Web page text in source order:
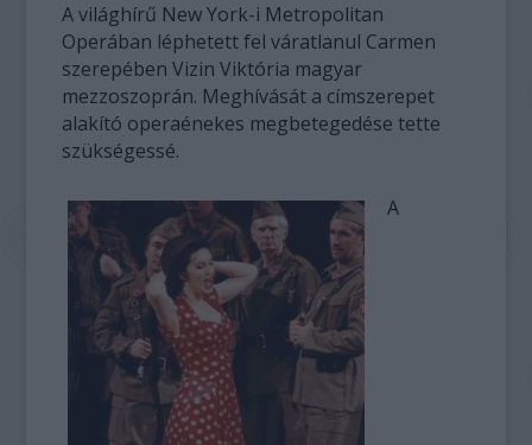
A világhírű New York-i Metropolitan
Operában léphetett fel váratlanul Carmen
szerepében Vizin Viktória magyar
mezzoszoprán. Meghívását a címszerepet
alakító operaénekes megbetegedése tette
szükségessé.
A